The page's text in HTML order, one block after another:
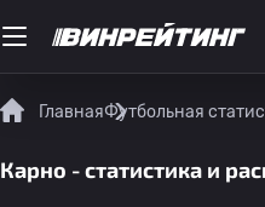
ГлавнаяФутбольная
Карно - статистика и